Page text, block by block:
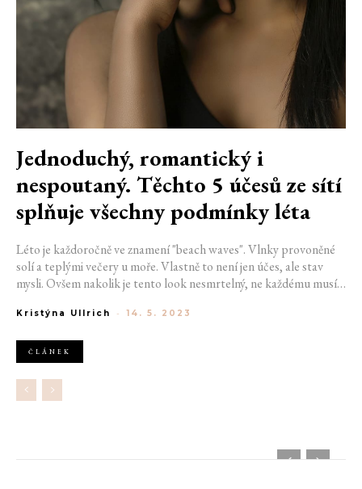
Jednoduchý, romantický i
nespoutaný. Těchto 5 účesů ze sítí
splňuje všechny podmínky léta
Léto je každoročně ve znamení "beach waves". Vlnky provoněné
solí a teplými večery u moře. Vlastně to není jen účes, ale stav
mysli. Ovšem nakolik je tento look nesmrtelný, ne každému musí
volit mezi jednoduchostí, trendy a praktickou stránkou věci.
dostatečně romantické na to, aby měla letní láska dveře dokořán.
Kristýna Ullrich - 14. 5. 2023
ČLÁNEK